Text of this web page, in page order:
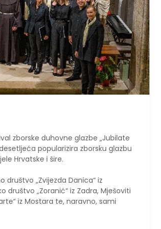
zborske duhovne glazbe „Jubilate
popularizira zborsku glazbu
Hrvatske i šire.
„Zvijezda Danica“ iz
društvo „Zoranić“ iz Zadra, Mješoviti
iz Mostara te, naravno, sami